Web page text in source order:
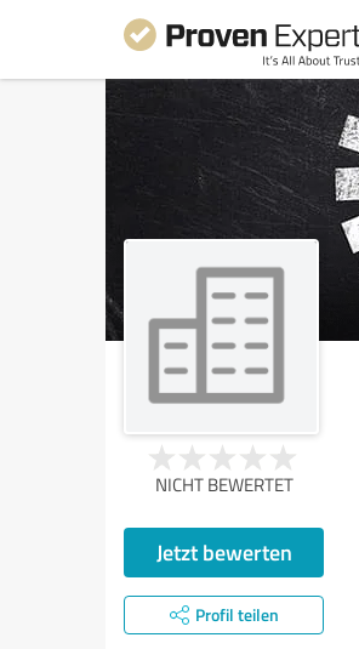
NICHT BEWERTET
Jetzt bewerten
Profil teilen